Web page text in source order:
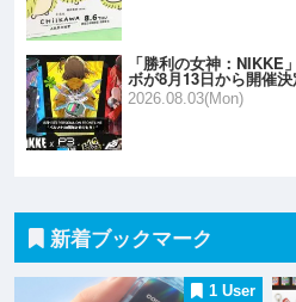
「勝利の女神：NIKKE
ボが8月13日から開催
2026.08.03(Mon)
新着ブックマーク
1 User